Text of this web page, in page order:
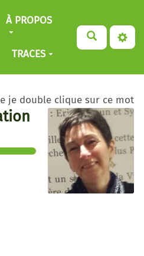
À PROPOS
TRACES
je double clique sur ce mot